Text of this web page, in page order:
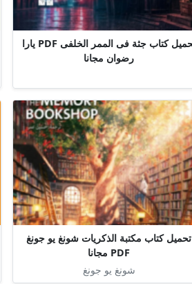
تحميل كتاب جثة فى الممر الخلفى PDF يارا
رضوان مجانا
تحميل كتاب مكتبة الذكريات شونغ يو جونغ
PDF مجانا
شونغ يو جونغ